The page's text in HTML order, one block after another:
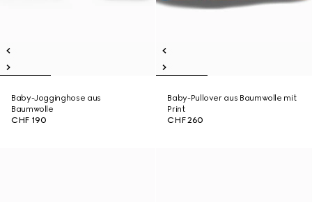
Baby-Jogginghose aus
Baumwolle
CHF 190
Baby-Pullover aus Baumwolle mit
Print
CHF 260